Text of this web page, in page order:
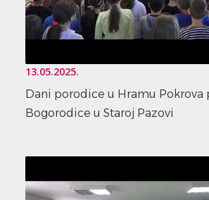
13.05.2025.
Dani porodice u Hramu Pokrova
Bogorodice u Staroj Pazovi